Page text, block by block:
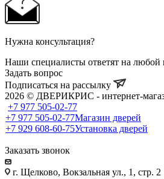
Нужна консультация?
Наши специалисты ответят на
Задать вопрос
Подписаться на рассылку
2026 © ДВЕРИКРИС - интернет-
+7 977 505-02-77
+7 977 505-02-77Магазин дверей
+7 929 608-60-75Установка дверей
Заказать звонок
г. Щелково, Вокзальная ул., 1, стр. 2